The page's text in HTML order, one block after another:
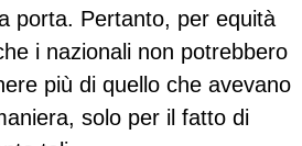
porta. Pertanto, per equità
i nazionali non potrebbero
più di quello che avevano
solo per il fatto di